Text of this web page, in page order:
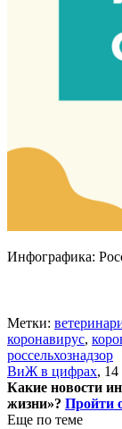
Инфографика:
Метки:
коронавирус,
россельхознадзор
ВиЖ в цифрах,
Какие новости
жизни»? Пройти
Еще по теме